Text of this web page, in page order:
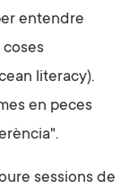
entendre
literacy).
en peces
sessions de